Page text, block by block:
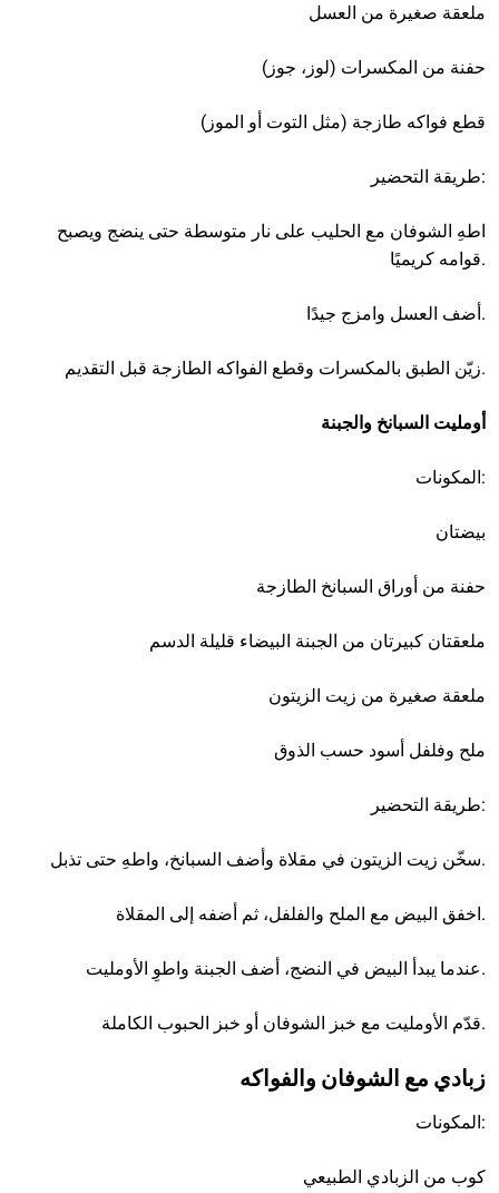
ملعقة صغيرة من العسل
حفنة من المكسرات (لوز، جوز)
قطع فواكه طازجة (مثل التوت أو الموز)
طريقة التحضير:
اطهِ الشوفان مع الحليب على نار متوسطة حتى ينضج ويصبح
قوامه كريميًا.
أضف العسل وامزج جيدًا.
زيّن الطبق بالمكسرات وقطع الفواكه الطازجة قبل التقديم.
أومليت السبانخ والجبنة
المكونات:
بيضتان
حفنة من أوراق السبانخ الطازجة
ملعقتان كبيرتان من الجبنة البيضاء قليلة الدسم
ملعقة صغيرة من زيت الزيتون
ملح وفلفل أسود حسب الذوق
طريقة التحضير:
سخّن زيت الزيتون في مقلاة وأضف السبانخ، واطهِ حتى تذبل.
اخفق البيض مع الملح والفلفل، ثم أضفه إلى المقلاة.
عندما يبدأ البيض في النضج، أضف الجبنة واطوِ الأومليت.
قدّم الأومليت مع خبز الشوفان أو خبز الحبوب الكاملة.
زبادي مع الشوفان والفواكه
المكونات:
كوب من الزبادي الطبيعي